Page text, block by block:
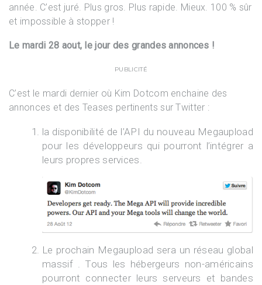
année. C’est juré. Plus gros. Plus rapide. Mieux. 100 % sûr
et impossible à stopper !
Le mardi 28 aout, le jour des grandes annonces !
PUBLICITÉ
C’est le mardi dernier où Kim Dotcom enchaine des
annonces et des Teases pertinents sur Twitter :
la disponibilité de l’API du nouveau Megaupload
pour les développeurs qui pourront l’intégrer a
leurs propres services.
Le prochain Megaupload sera un réseau global
massif . Tous les hébergeurs non-américains
pourront connecter leurs serveurs et bandes